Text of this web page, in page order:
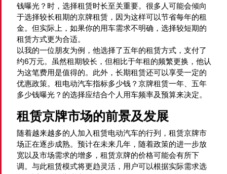
钱曝光？时，选择租赁时长至关重要。很多人可能会倾向
于选择较长租期的京牌租赁，因为这样可以节省每年的租
金。但实际上，如果你的用车需求不明确，选择较短期的
租赁方式更为合适。
以我的一位朋友为例，他选择了五年的租赁方式，支付了
约6万元。虽然租期较长，但相比于年租的频繁更换，他认
为这笔费用是值得的。此外，长期租赁还可以享受一定的
优惠政策。租电动汽车指标多少钱？京牌租赁一年、五年
多少钱曝光？的选择应结合个人用车频率及预算来决定。
租赁京牌市场的前景及发展
随着越来越多的人加入租赁电动汽车的行列，租赁京牌市
场正在逐步成熟。预计在未来几年，随着政策的进一步放
宽以及市场需求的增多，租赁京牌的价格可能会有所下
调。与此租赁模式将更趋灵活，用户可以根据实际需求选